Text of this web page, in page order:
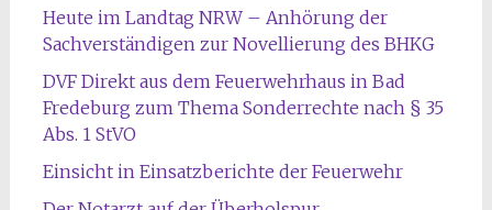
Heute im Landtag NRW – Anhörung der
Sachverständigen zur Novellierung des BHKG
DVF Direkt aus dem Feuerwehrhaus in Bad
Fredeburg zum Thema Sonderrechte nach § 35
Abs. 1 StVO
Einsicht in Einsatzberichte der Feuerwehr